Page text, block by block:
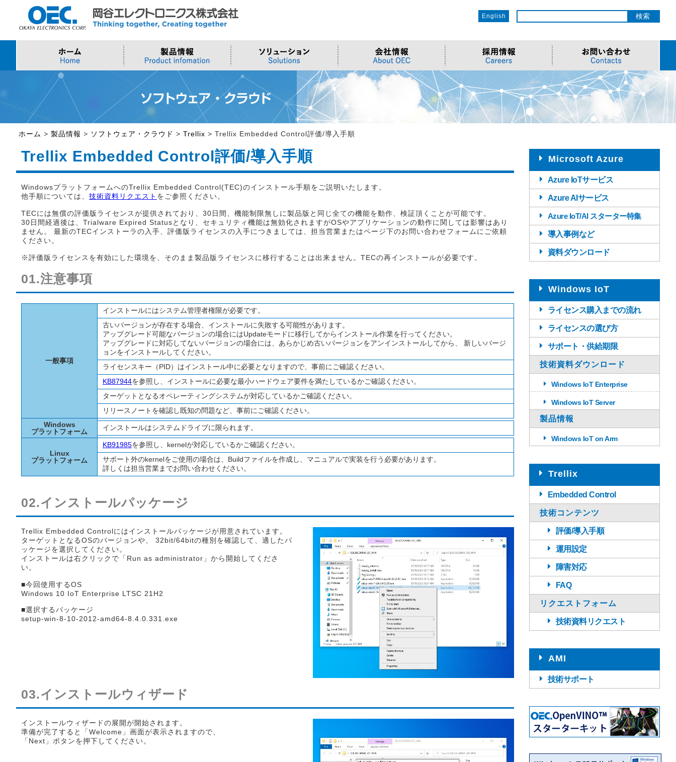
English
>Intel (IoT/Embedded)
>Intel (PC)
ソフトウェア・クラウド
>Microsoft Azure
システム
>Embeddedシステム
>オンライン資格確認端末
サーバー/ネットワーク
>Supermicro
>液体冷却ソリューション
電子部品/Automotive
>Components
>Semiconductor
>AI・IoTソリューション
>インテル IoTソリューション
>評価開発キット
スマートシティ・DX
>ナガレミル / 人流・交通観測
>OTセキュリティ
>Edgeシリーズ
>Elementシリーズ
>ものづくりソリューション
>有償技術サービス
>小型PCソリューション
>車載ソリューション
>地デジテレビ
>海外電子部品選定
>トップメッセージ >拠点一覧 CSR
>OECのCSR
>社会への取り組み
>製品・御見積お問い合わせ >その他・採用お問い合わせ >当社向けご提案フォーム
ホーム > 製品情報 > ソフトウェア・クラウド > Trellix > Trellix Embedded Control評価/導入手順
Trellix Embedded Control評価/導入手順
WindowsプラットフォームへのTrellix Embedded Control(TEC)のインストール手順をご説明いたします。
他手順については、 技術資料リクエスト をご参照ください。
TECには無償の評価版ライセンスが提供されており、30日間、機能制限無しに製品版と同じ全ての機能を動作、検証頂くことが可能です。
30日間経過後は、Trialware Expired Statusとなり、セキュリティ機能は無効化されますがOSやアプリケーションの動作に関しては影響はあり
ません。 最新のTECインストーラの入手、評価版ライセンスの入手につきましては、担当営業またはページ下のお問い合わせフォームにご依頼
ください。
※評価版ライセンスを有効にした環境を、そのまま製品版ライセンスに移行することは出来ません。TECの再インストールが必要です。
01.注意事項
一般事項
インストールにはシステム管理者権限が必要です。
古いバージョンが存在する場合、インストールに失敗する可能性があります。
アップグレード可能なバージョンの場合にはUpdateモードに移行してからインストール作業を行ってください。
アップグレードに対応してないバージョンの場合には、あらかじめ古いバージョンをアンインストールしてから、 新しいバージ
ョンをインストールしてください。
ライセンスキー（PID）はインストール中に必要となりますので、事前にご確認ください。
KB87944を参照し、インストールに必要な最小ハードウェア要件を満たしているかご確認ください。
ターゲットとなるオペレーティングシステムが対応しているかご確認ください。
リリースノートを確認し既知の問題など、事前にご確認ください。
Windows
プラットフォーム
インストールはシステムドライブに限られます。
Linux
プラットフォーム
KB91985を参照し、kernelが対応しているかご確認ください。
サポート外のkernelをご使用の場合は、Buildファイルを作成し、マニュアルで実装を行う必要があります。
詳しくは担当営業までお問い合わせください。
02.インストールパッケージ
Trellix Embedded Controlにはインストールパッケージが用意されています。
ターゲットとなるOSのバージョンや、 32bit/64bitの種別を確認して、適したパ
ッケージを選択してください。
インストールは右クリックで「Run as administrator」から開始してくださ
い。
■今回使用するOS
Windows 10 IoT Enterprise LTSC 21H2
■選択するパッケージ
setup-win-8-10-2012-amd64-8.4.0.331.exe
03.インストールウィザード
インストールウィザードの展開が開始されます。
準備が完了すると「Welcome」画面が表示されますので、
「Next」ボタンを押下してください。
Microsoft Azure
Azure IoTサービス
Azure AIサービス
Azure IoT/AI スターター特集
導入事例など
資料ダウンロード
Windows IoT
ライセンス購入までの流れ
ライセンスの選び方
サポート・供給期限
技術資料ダウンロード
Windows IoT Enterprise
Windows IoT Server
製品情報
Windows IoT on Arm
Trellix
Embedded Control
技術コンテンツ
評価/導入手順
運用設定
障害対応
FAQ
リクエストフォーム
技術資料リクエスト
AMI
技術サポート